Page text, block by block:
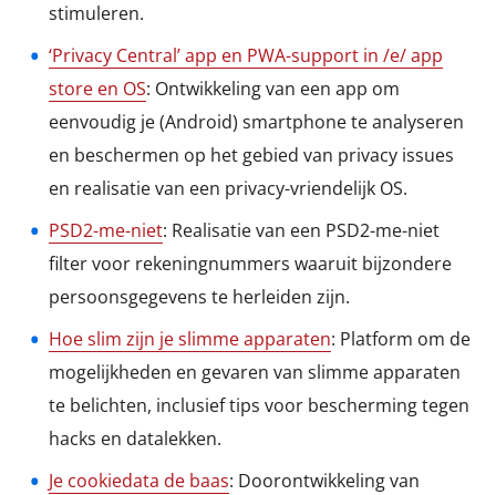
stimuleren.
‘Privacy Central’ app en PWA-support in /e/ app
store en OS: Ontwikkeling van een app om
eenvoudig je (Android) smartphone te analyseren
en beschermen op het gebied van privacy issues
en realisatie van een privacy-vriendelijk OS.
PSD2-me-niet: Realisatie van een PSD2-me-niet
filter voor rekeningnummers waaruit bijzondere
persoonsgegevens te herleiden zijn.
Hoe slim zijn je slimme apparaten: Platform om de
mogelijkheden en gevaren van slimme apparaten
te belichten, inclusief tips voor bescherming tegen
hacks en datalekken.
Je cookiedata de baas: Doorontwikkeling van